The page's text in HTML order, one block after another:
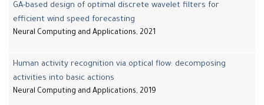
GA-based design of optimal discrete wavelet filters for
efficient wind speed forecasting
Neural Computing and Applications, 2021
Human activity recognition via optical flow: decomposing
activities into basic actions
Neural Computing and Applications, 2019